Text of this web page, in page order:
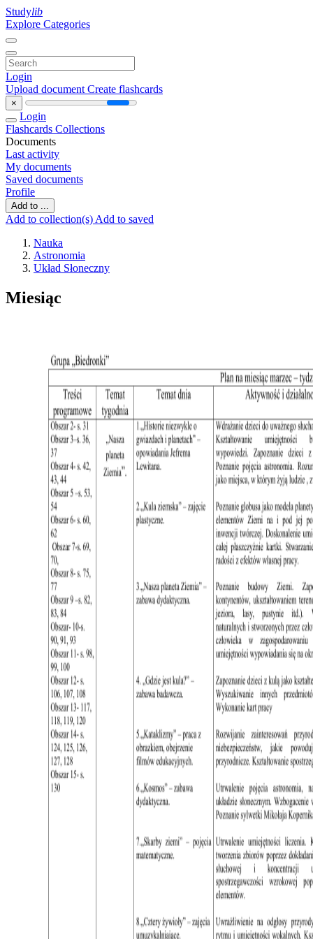
Studylib
Explore Categories
Login
Upload document Create flashcards
×
Login
Flashcards Collections
Documents
Last activity
My documents
Saved documents
Profile
Add to ...
Add to collection(s) Add to saved
Nauka
Astronomia
Układ Słoneczny
Miesiąc